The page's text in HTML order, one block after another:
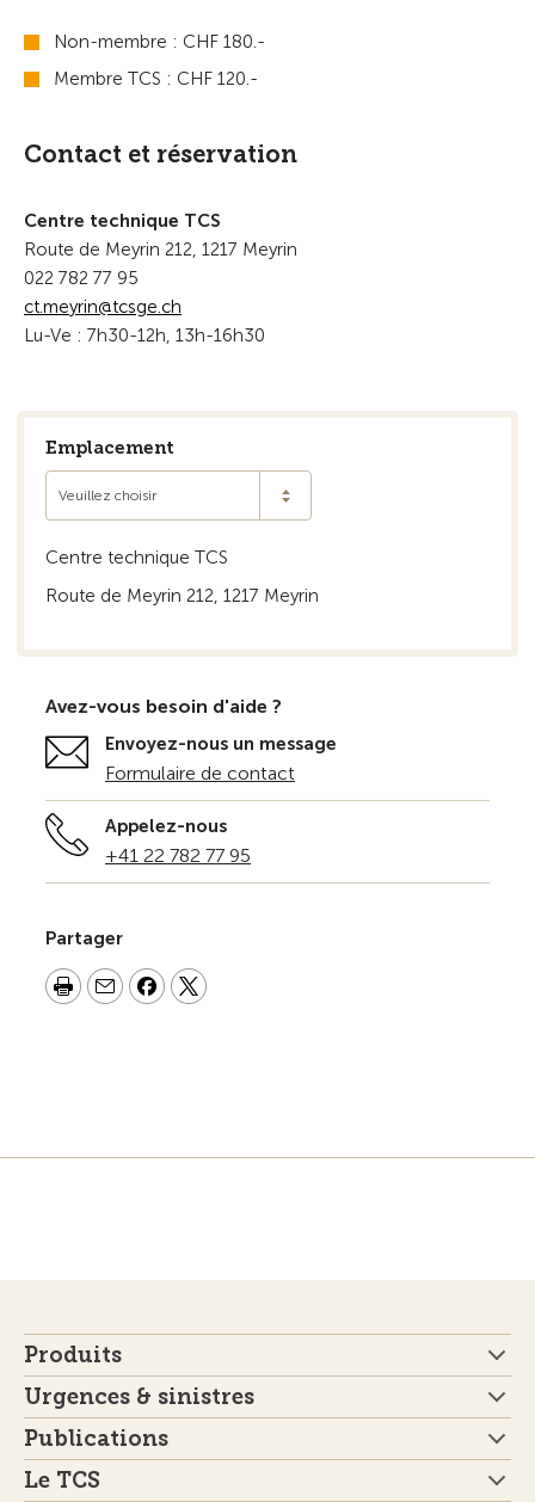
Non-membre : CHF 180.-
Membre TCS : CHF 120.-
Contact et réservation
Centre technique TCS
Route de Meyrin 212, 1217 Meyrin
022 782 77 95
ctm yrn tcsg
ch
Lu-Ve : 7h30-12h, 13h-16h30
Emplacement
Veuillez choisir
Centre technique TCS
Route de Meyrin 212, 1217 Meyrin
Avez-vous besoin d'aide ?
Envoyez-nous un message
Formulaire de contact
Appelez-nous
+41 22 782 77 95
Partager
Produits
Urgences & sinistres
Publications
Le TCS